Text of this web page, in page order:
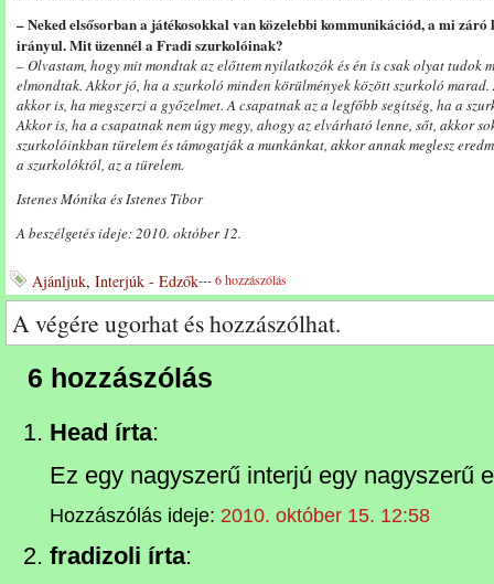
– Neked elsősorban a játékosokkal van közelebbi kommunikációd, a mi
irányul. Mit üzennél a Fradi szurkolóinak?
– Olvastam, hogy mit mondtak az előttem nyilatkozók és én is csak olyat tudok
elmondtak. Akkor jó, ha a szurkoló minden körülmények között szurkoló
akkor is, ha megszerzi a győzelmet. A csapatnak az a legfőbb segítség, ha a
Akkor is, ha a csapatnak nem úgy megy, ahogy az elvárható lenne, sőt, akkor
szurkolóinkban türelem és támogatják a munkánkat, akkor annak meglesz
a szurkolóktól, az a türelem.
Istenes Mónika és Istenes Tibor
A beszélgetés ideje: 2010. október 12.
Ajánljuk, Interjúk - Edzők---6 hozzászólás
A végére ugorhat és hozzászólhat.
6 hozzászólás
Head írta:
Ez egy nagyszerű interjú egy nagyszerű
Hozzászólás ideje: 2010. október 15. 12:58
fradizoli írta: